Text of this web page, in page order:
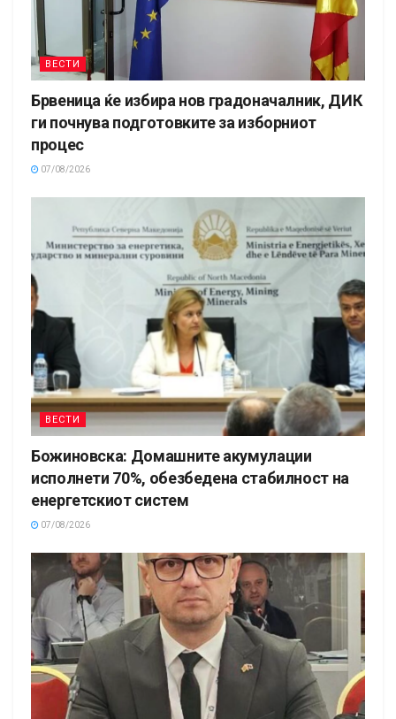
ВЕСТИ
Брвеница ќе избира нов градоначалник, ДИК
ги почнува подготовките за изборниот
процес
07/08/2026
ВЕСТИ
Божиновска: Домашните акумулации
исполнети 70%, обезбедена стабилност на
енергетскиот систем
07/08/2026